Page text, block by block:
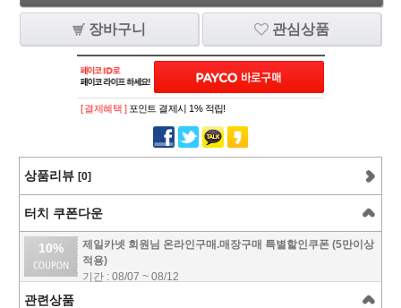
장바구니 관심상품
[ 결제혜택 ] 포인트 결제시 1% 적립!
상품리뷰 [0]
터치 쿠폰다운
10%
제일카넷 회원님 온라인구매.매장구매 특별할인쿠폰 (5만이상
적용)
기간 : 08/07 ~ 08/12
관련상품